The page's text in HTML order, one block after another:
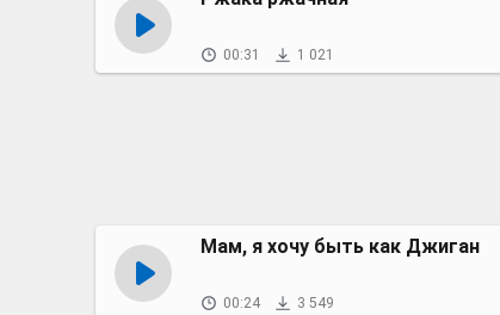
00:31 1 021
Мам, я хочу быть как Джиган
00:24 3 549